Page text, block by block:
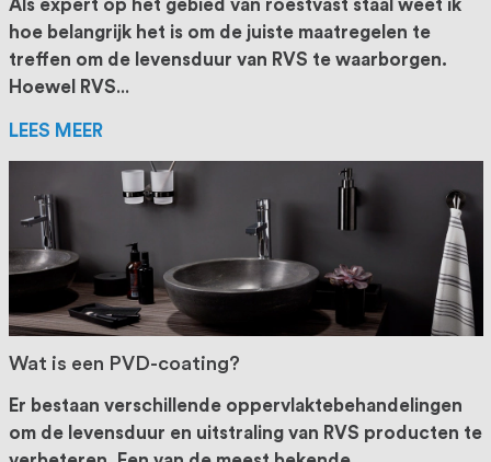
Als expert op het gebied van roestvast staal weet ik
hoe belangrijk het is om de juiste maatregelen te
treffen om de levensduur van RVS te waarborgen.
Hoewel RVS...
LEES MEER
Wat is een PVD-coating?
Er bestaan verschillende oppervlaktebehandelingen
om de levensduur en uitstraling van RVS producten te